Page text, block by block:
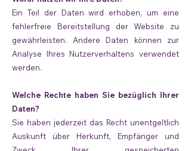
Ein Teil der Daten wird erhoben, um eine
fehlerfreie Bereitstellung der Website zu
gewährleisten. Andere Daten können zur
Analyse Ihres Nutzerverhaltens verwendet
werden.
Welche Rechte haben Sie bezüglich Ihrer
Daten?
Sie haben jederzeit das Recht unentgeltlich
Auskunft über Herkunft, Empfänger und